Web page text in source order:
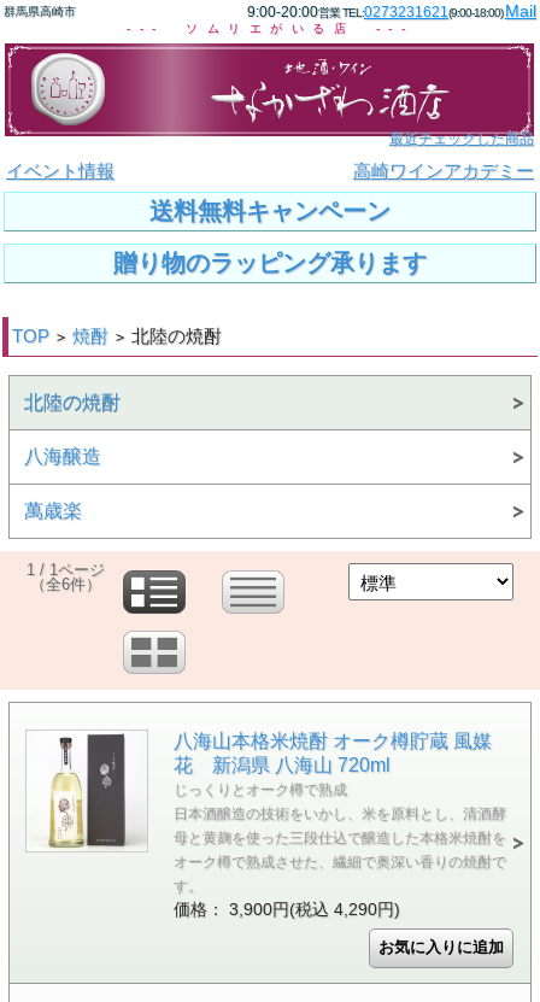
群馬県高崎市 9:00-20:00営業 TEL:0273231621(9:00-18:00)Mail
--- ソムリエがいる店 ---
最近チェックした商品
イベント情報 高崎ワインアカデミー
送料無料キャンペーン
贈り物のラッピング承ります
TOP > 焼酎 > 北陸の焼酎
北陸の焼酎
八海醸造
萬歳楽
1 / 1ページ
（全6件）
八海山本格米焼酎 オーク樽貯蔵 風媒
花 新潟県 八海山 720ml
じっくりとオーク樽で熟成
日本酒醸造の技術をいかし、米を原料とし、清酒酵
母と黄麹を使った三段仕込で醸造した本格米焼酎を
オーク樽で熟成させた、繊細で奥深い香りの焼酎で
す。
価格： 3,900円(税込 4,290円)